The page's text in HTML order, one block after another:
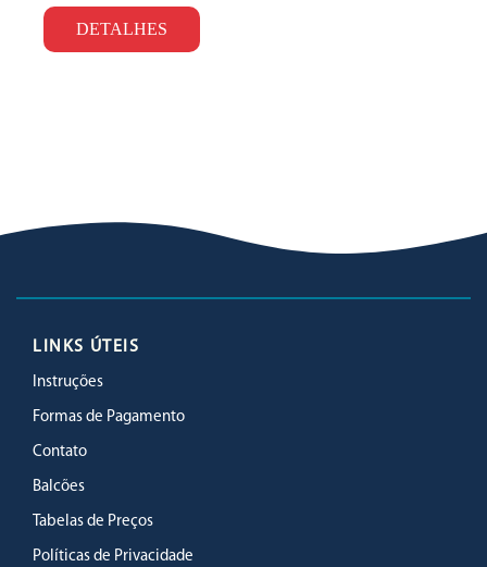
DETALHES
LINKS ÚTEIS
Instruções
Formas de Pagamento
Contato
Balcões
Tabelas de Preços
Políticas de Privacidade